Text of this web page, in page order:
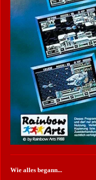
Wie alles begann...